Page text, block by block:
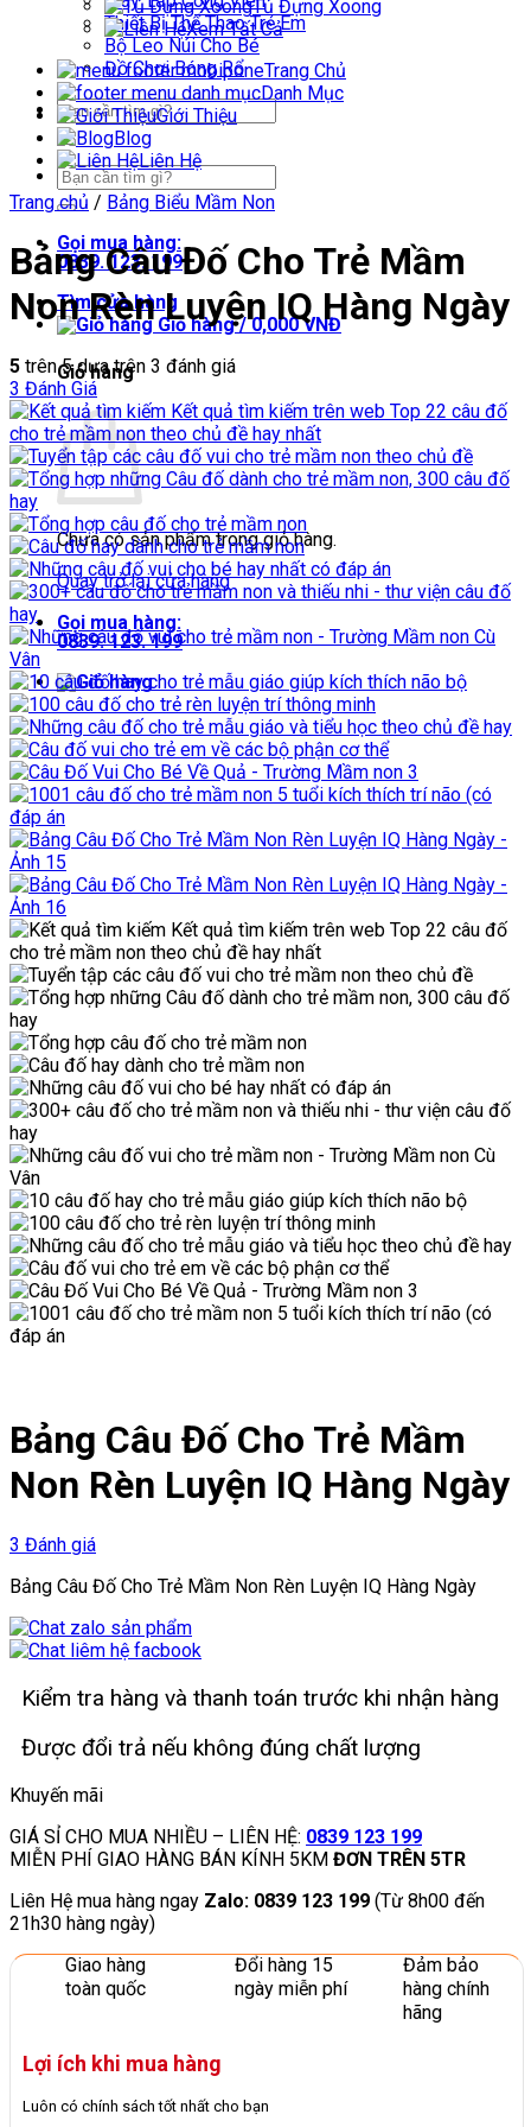
Thiết Bị Thể Thao Trẻ Em
Bộ Leo Núi Cho Bé
Đồ Chơi Bóng Rổ
Tìm
kiếm:
Tìm
kiếm:
Gọi mua hàng:
0839. 123. 199
Tìm cửa hàng
Giỏ hàng /0,000VNĐ
Giỏ hàng
Chưa có sản phẩm trong giỏ hàng.
Quay trở lại cửa hàng
Gọi mua hàng:
0839. 123. 199
Tủ Đựng Xoong
Xem Tất Cả
Trang Chủ
Danh Mục
Giới Thiệu
Blog
Liên Hệ
Trang chủ / Bảng Biểu Mầm Non
Bảng Câu Đố Cho Trẻ Mầm
Non Rèn Luyện IQ Hàng Ngày
5 trên 5 dựa trên 3 đánh giá
3 Đánh Giá
Bảng Câu Đố Cho Trẻ Mầm
Non Rèn Luyện IQ Hàng Ngày
3 Đánh giá
Bảng Câu Đố Cho Trẻ Mầm Non Rèn Luyện IQ Hàng Ngày
Kiểm tra hàng và thanh toán trước khi nhận hàng
Được đổi trả nếu không đúng chất lượng
Khuyến mãi
GIÁ SỈ CHO MUA NHIỀU – LIÊN HỆ: 0839 123 199
MIỄN PHÍ GIAO HÀNG BÁN KÍNH 5KM ĐƠN TRÊN 5TR
Liên Hệ mua hàng ngay Zalo: 0839 123 199 (Từ 8h00 đến
21h30 hàng ngày)
Giao hàng
toàn quốc
Đổi hàng 15
ngày miễn phí
Đảm bảo
hàng chính
hãng
Lợi ích khi mua hàng
Luôn có chính sách tốt nhất cho bạn